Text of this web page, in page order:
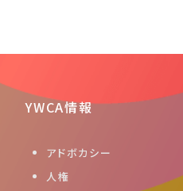
YWCA情報
アドボカシー
人権